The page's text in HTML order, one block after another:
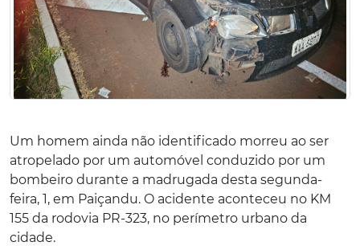
Um homem ainda não identificado morreu ao ser
atropelado por um automóvel conduzido por um
bombeiro durante a madrugada desta segunda-
feira, 1, em Paiçandu. O acidente aconteceu no KM
155 da rodovia PR-323, no perímetro urbano da
cidade.